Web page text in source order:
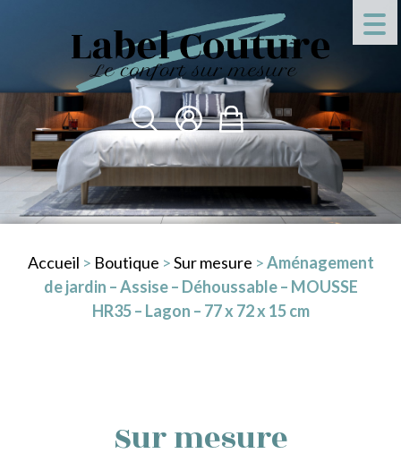
Accueil > Boutique >Sur mesure >Aménagement
de jardin – Assise – Déhoussable – MOUSSE
HR35 – Lagon – 77 x 72 x 15 cm
Sur mesure